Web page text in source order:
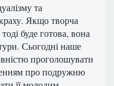
та
Якщо творча
буде готова, вона
Сьогодні наше
проголошувати
про подружню